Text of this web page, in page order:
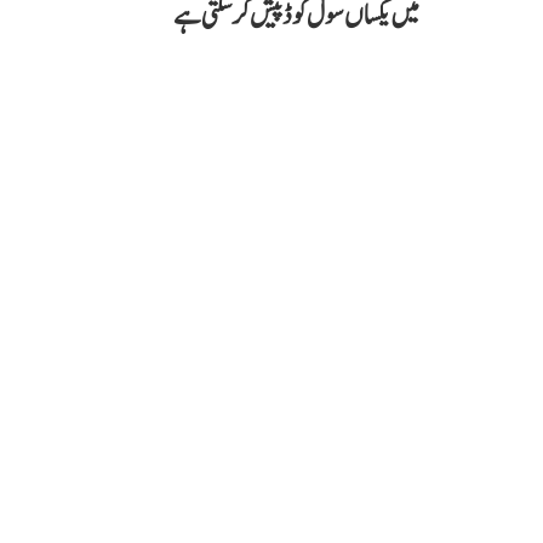
میں یکساں سول کوڈ پیش کر سکتی ہے